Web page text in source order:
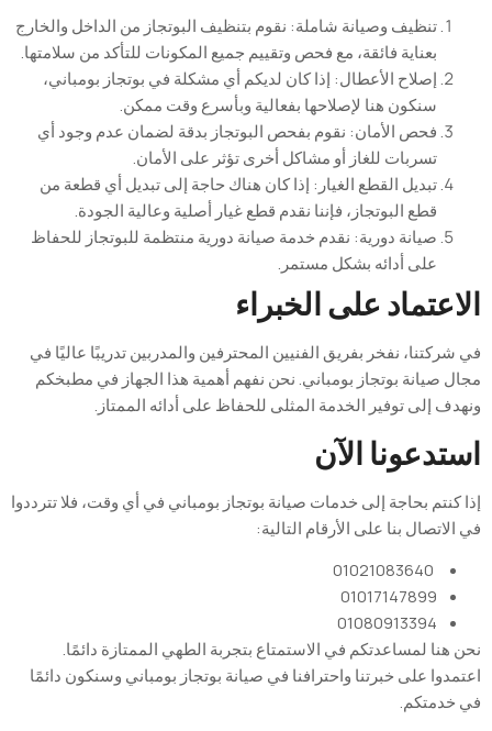
تنظيفوصيانةشاملة:نقوم بتنظيفالبوتجازمنالداخلوالخارج
بعنايةفائقة،معفحصوتقييمجميع المكوناتللتأكدمنسلامتها.
إصلاحالأعطال:إذاكان لديكمأيمشكلةفيبوتجازبومباني،
سنكونهنالإصلاحهابفعاليةوبأسرعوقت ممكن.
فحصالأمان:نقوم بفحصالبوتجازبدقة لضمانعدم وجود أي
تسربات للغاز أومشاكلأخرىتؤثر على الأمان.
تبديلالقطعالغيار:إذا كان هناك حاجة إلىتبديلأيقطعةمن
البوتجاز،فإننا نقدم قطع غيار أصلية وعاليةالجودة.
صيانةدورية:نقدم خدمةصيانةدورية منتظمةللبوتجازللحفاظ
أدائهبشكلمستمر.
علىالخبراء
نفخر بفريق الفنيين المحترفين والمدربين تدريبًا عاليًا في
صيانة بوتجاز بومباني. نحن نفهم أهمية هذا الجهاز في مطبخكم
إلى توفير الخدمة المثلى للحفاظ على أدائه الممتاز.
الآن
كنتم بحاجة إلى خدمات صيانة بوتجاز بومباني في أي وقت، فلا تترددوا
بنا على الأرقام التالية:
01017147899
01080913394
هنا لمساعدتكم في الاستمتاع بتجربة الطهي الممتازة دائمًا.
على خبرتنا واحترافنا في صيانة بوتجاز بومباني وسنكون دائمًا
.